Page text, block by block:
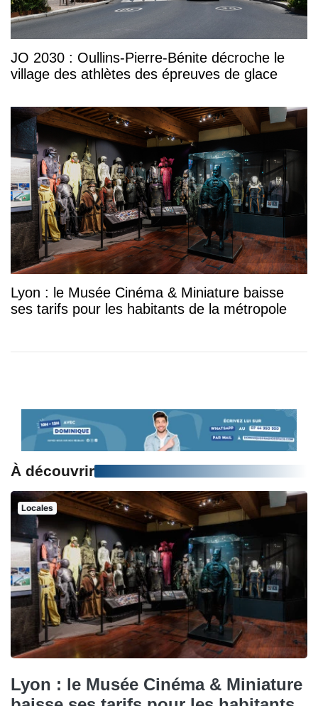
JO 2030 : Oullins-Pierre-Bénite décroche le
village des athlètes des épreuves de glace
Lyon : le Musée Cinéma & Miniature baisse
ses tarifs pour les habitants de la métropole
À découvrir
Locales
Lyon : le Musée Cinéma & Miniature